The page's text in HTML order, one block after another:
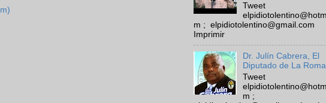
Tweet
m ; elpidiotolentino@gmail.com
Imprimir
Dr. Julín Cabrera, El
Diputado de La
Tweet
m ;